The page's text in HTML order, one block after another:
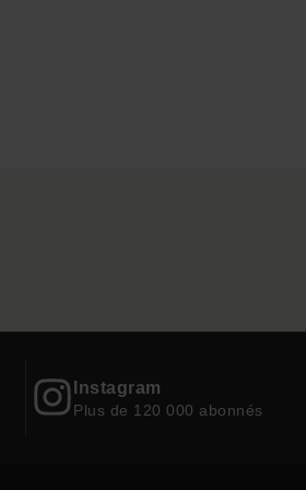
Instagram
Plus de 120 000 abonnés